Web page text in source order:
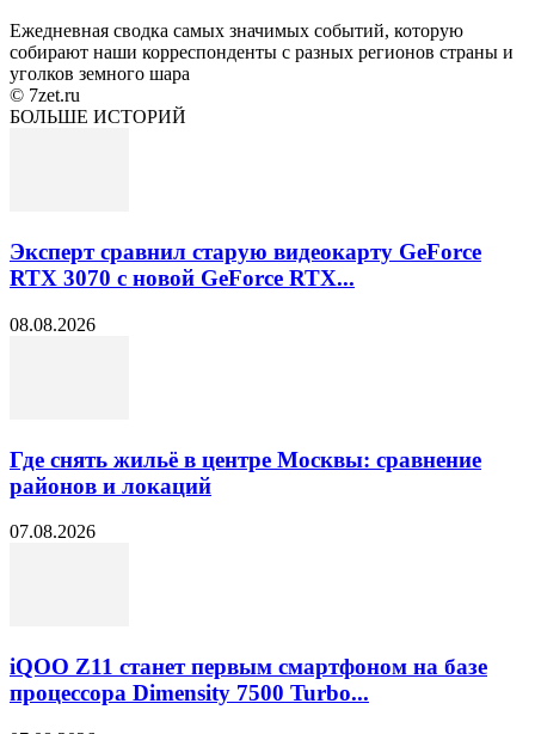
Ежедневная сводка самых значимых событий, которую
собирают наши корреспонденты с разных регионов страны и
уголков земного шара
© 7zet.ru
БОЛЬШЕ ИСТОРИЙ
Эксперт сравнил старую видеокарту GeForce
RTX 3070 с новой GeForce RTX...
08.08.2026
Где снять жильё в центре Москвы: сравнение
районов и локаций
07.08.2026
iQOO Z11 станет первым смартфоном на базе
процессора Dimensity 7500 Turbo...